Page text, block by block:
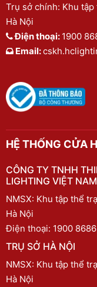
Trụ sở chính: Khu
Hà Nội
Điện thoại: 1900
Email:
HỆ THỐNG CỬA
CÔNG TY TNHH
LIGHTING VIỆT NAM
NMSX: Khu tập thể
Hà Nội
Điện thoại: 1900
TRỤ SỞ HÀ NỘI
NMSX: Khu tập thể
Hà Nội